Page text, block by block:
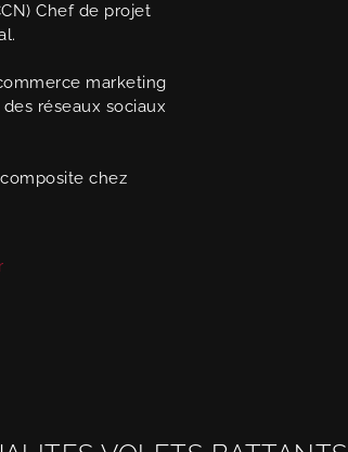
Chef de projet
marketing
réseaux sociaux
chez